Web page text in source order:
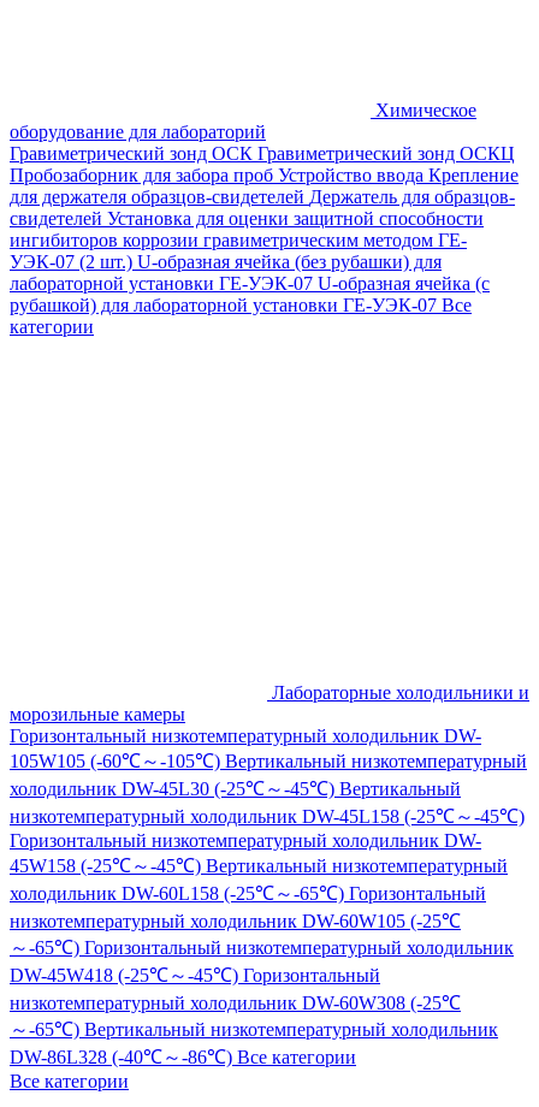
Химическое
оборудование для лабораторий
Гравиметрический зонд ОСК Гравиметрический зонд ОСКЦ
Пробозаборник для забора проб Устройство ввода Крепление
для держателя образцов-свидетелей Держатель для образцов-
свидетелей Установка для оценки защитной способности
ингибиторов коррозии гравиметрическим методом ГЕ-
УЭК-07 (2 шт.) U-образная ячейка (без рубашки) для
лабораторной установки ГЕ-УЭК-07 U-образная ячейка (с
рубашкой) для лабораторной установки ГЕ-УЭК-07 Все
категории
Лабораторные холодильники и
морозильные камеры
Горизонтальный низкотемпературный холодильник DW-
105W105 (-60℃～-105℃) Вертикальный низкотемпературный
холодильник DW-45L30 (-25℃～-45℃) Вертикальный
низкотемпературный холодильник DW-45L158 (-25℃～-45℃)
Горизонтальный низкотемпературный холодильник DW-
45W158 (-25℃～-45℃) Вертикальный низкотемпературный
холодильник DW-60L158 (-25℃～-65℃) Горизонтальный
низкотемпературный холодильник DW-60W105 (-25℃
～-65℃) Горизонтальный низкотемпературный холодильник
DW-45W418 (-25℃～-45℃) Горизонтальный
низкотемпературный холодильник DW-60W308 (-25℃
～-65℃) Вертикальный низкотемпературный холодильник
DW-86L328 (-40℃～-86℃) Все категории
Все категории